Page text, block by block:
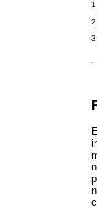
1
2
3